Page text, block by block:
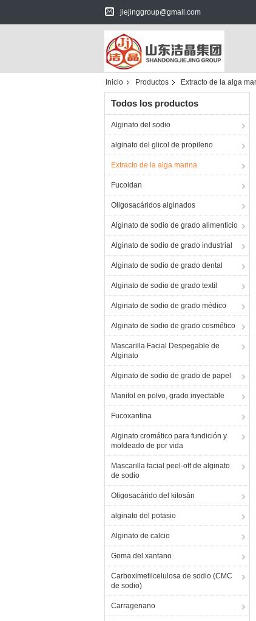
jiejinggroup@gmail.com
Inicio Productos Extracto de la alga
Todos los productos
Alginato del sodio
alginato del glicol de propileno
Extracto de la alga marina
Fucoidan
Oligosacáridos alginados
Alginato de sodio de grado alimenticio
Alginato de sodio de grado industrial
Alginato de sodio de grado dental
Alginato de sodio de grado textil
Alginato de sodio de grado médico
Alginato de sodio de grado cosmético
Mascarilla Facial Despegable de
Alginato
Alginato de sodio de grado de papel
Manitol en polvo, grado inyectable
Fucoxantina
Alginato cromático para fundición y
moldeado de por vida
Mascarilla facial peel-off de alginato
de sodio
Oligosacárido del kitosán
alginato del potasio
Alginato de calcio
Goma del xantano
Carboximetilcelulosa de sodio (CMC
de sodio)
Carragenano